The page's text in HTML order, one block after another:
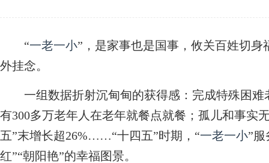
“一老一小”，是家事也是国事，攸关百姓切
外挂念。
一组数据折射沉甸甸的获得感：完成特殊困难
有300多万老年人在老年就餐点就餐；孤儿和事实
五”末增长超26%……“十四五”时期，“一老一小”服
红”“朝阳艳”的幸福图景。